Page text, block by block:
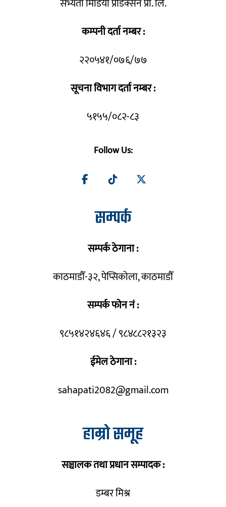
कम्पनी दर्ता नम्बर :
२२०५४१/०७६/७७
सूचना विभाग दर्ता नम्बर :
५१५५/०८२-८३
Follow Us:
सम्पर्क
सम्पर्क ठेगाना :
काठमाडौँ-३२, पेप्सिकोला, काठमाडौँ
सम्पर्क फोन नं :
९८५१४२४६४६ / ९८४८८२१३२३
ईमेल ठेगाना :
sahapati2082@gmail.com
हाम्रो समूह
सञ्चालक तथा प्रधान सम्पादक :
डम्बर मिश्र